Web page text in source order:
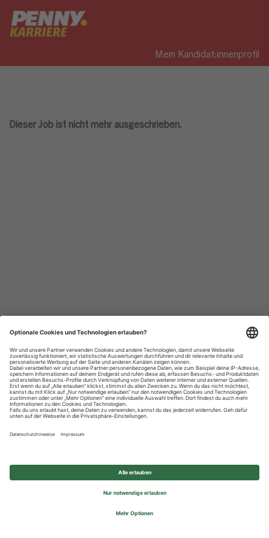
Mein Kandidat:innenprofil
Dieser Job ist nicht mehr ausgeschrieben.
Datenschutzhinweise
Impressum
Privatsphäre-Einstellungen
© 2026 REWE Group - All rights reserved